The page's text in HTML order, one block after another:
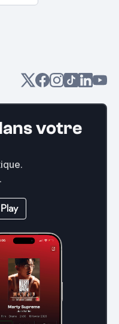
votre